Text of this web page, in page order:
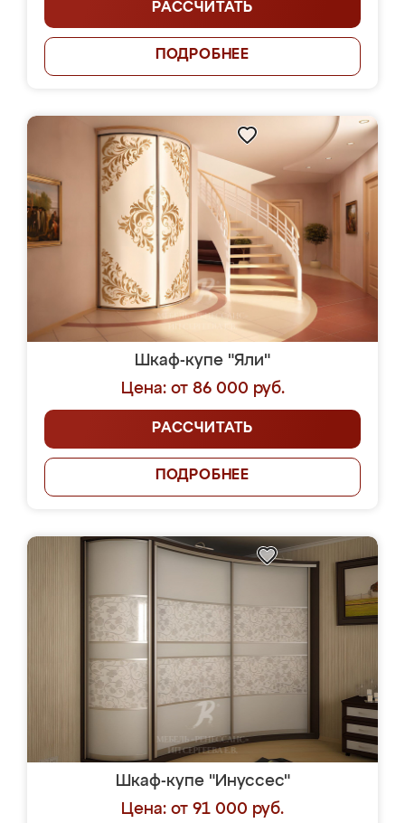
РАССЧИТАТЬ
ПОДРОБНЕЕ
Шкаф-купе "Яли"
Цена: от 86 000 руб.
РАССЧИТАТЬ
ПОДРОБНЕЕ
Шкаф-купе "Инуссес"
Цена: от 91 000 руб.